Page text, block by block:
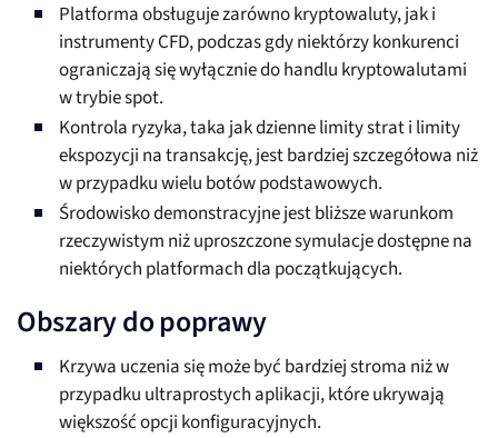
Platforma obsługuje zarówno kryptowaluty, jak i
instrumenty CFD, podczas gdy niektórzy konkurenci
ograniczają się wyłącznie do handlu kryptowalutami
w trybie spot.
Kontrola ryzyka, taka jak dzienne limity strat i limity
ekspozycji na transakcję, jest bardziej szczegółowa niż
w przypadku wielu botów podstawowych.
Środowisko demonstracyjne jest bliższe warunkom
rzeczywistym niż uproszczone symulacje dostępne na
niektórych platformach dla początkujących.
Obszary do poprawy
Krzywa uczenia się może być bardziej stroma niż w
przypadku ultraprostych aplikacji, które ukrywają
większość opcji konfiguracyjnych.